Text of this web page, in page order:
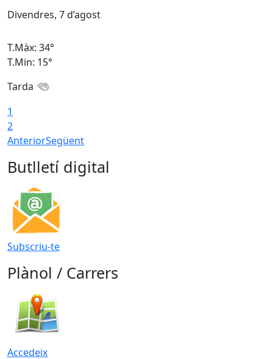
Divendres, 7 d’agost
T.Màx: 34°
T.Min: 15°
Tarda
1
2
AnteriorSegüent
Butlletí digital
Subscriu-te
Plànol / Carrers
Accedeix